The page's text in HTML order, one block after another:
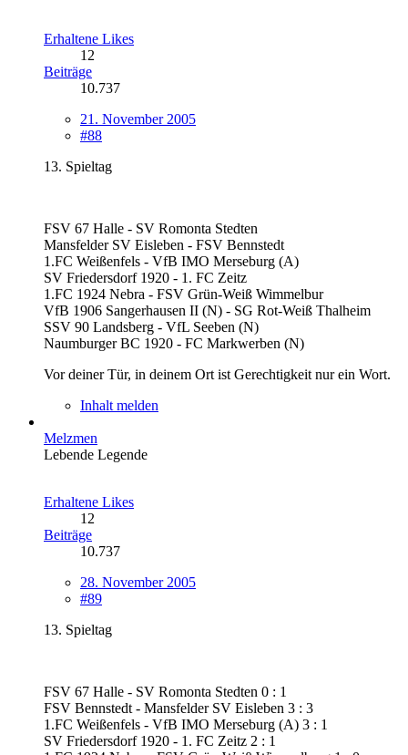
Erhaltene Likes
12
Beiträge
10.737
21. November 2005
#88
13. Spieltag
FSV 67 Halle - SV Romonta Stedten
Mansfelder SV Eisleben - FSV Bennstedt
1.FC Weißenfels - VfB IMO Merseburg (A)
SV Friedersdorf 1920 - 1. FC Zeitz
1.FC 1924 Nebra - FSV Grün-Weiß Wimmelbur
VfB 1906 Sangerhausen II (N) - SG Rot-Weiß Thalheim
SSV 90 Landsberg - VfL Seeben (N)
Naumburger BC 1920 - FC Markwerben (N)
Vor deiner Tür, in deinem Ort ist Gerechtigkeit nur ein Wort.
Inhalt melden
Melzmen
Lebende Legende
Erhaltene Likes
12
Beiträge
10.737
28. November 2005
#89
13. Spieltag
FSV 67 Halle - SV Romonta Stedten 0 : 1
FSV Bennstedt - Mansfelder SV Eisleben 3 : 3
1.FC Weißenfels - VfB IMO Merseburg (A) 3 : 1
SV Friedersdorf 1920 - 1. FC Zeitz 2 : 1